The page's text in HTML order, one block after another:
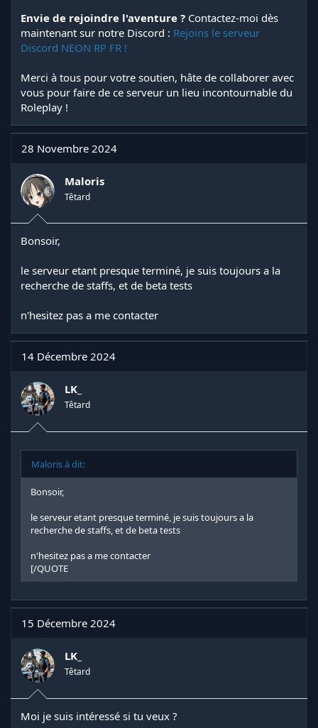
Envie de rejoindre l'aventure ? Contactez-moi dès
maintenant sur notre Discord : Rejoins le serveur
Discord NEON RP FR !
Merci à tous pour votre soutien, hâte de collaborer avec
vous pour faire de ce serveur un lieu incontournable du
Roleplay !
28 Novembre 2024
Maloris
Têtard
Bonsoir,
le serveur etant presque terminé, je suis toujours a la
recherche de staffs, et de beta tests
n'hesitez pas a me contacter
14 Décembre 2024
LK_
Têtard
Maloris à dit:
Bonsoir,
le serveur etant presque terminé, je suis toujours a la
recherche de staffs, et de beta tests
n'hesitez pas a me contacter
[/QUOTE
15 Décembre 2024
LK_
Têtard
Moi je suis intéressé si tu veux ?